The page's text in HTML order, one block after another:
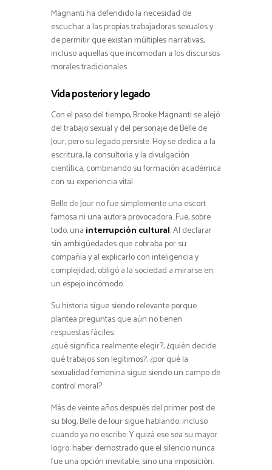
Magnanti ha defendido la necesidad de
escuchar a las propias trabajadoras sexuales y
de permitir que existan múltiples narrativas,
incluso aquellas que incomodan a los discursos
morales tradicionales.
Vida posterior y legado
Con el paso del tiempo, Brooke Magnanti se alejó
del trabajo sexual y del personaje de Belle de
Jour, pero su legado persiste. Hoy se dedica a la
escritura, la consultoría y la divulgación
científica, combinando su formación académica
con su experiencia vital.
Belle de Jour no fue simplemente una escort
famosa ni una autora provocadora. Fue, sobre
todo, una interrupción cultural. Al declarar
sin ambigüedades que cobraba por su
compañía y al explicarlo con inteligencia y
complejidad, obligó a la sociedad a mirarse en
un espejo incómodo.
Su historia sigue siendo relevante porque
plantea preguntas que aún no tienen
respuestas fáciles:
¿qué significa realmente elegir?, ¿quién decide
qué trabajos son legítimos?, ¿por qué la
sexualidad femenina sigue siendo un campo de
control moral?
Más de veinte años después del primer post de
su blog, Belle de Jour sigue hablando, incluso
cuando ya no escribe. Y quizá ese sea su mayor
logro: haber demostrado que el silencio nunca
fue una opción inevitable, sino una imposición.